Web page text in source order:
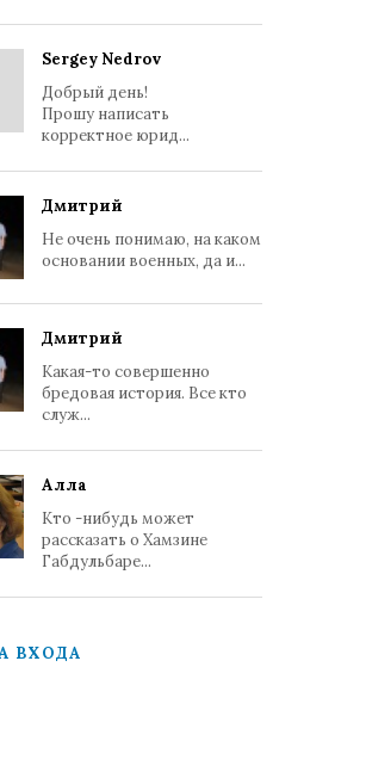
Sergey Nedrov
Добрый день!
Прошу написать
корректное юрид...
Дмитрий
Не очень понимаю, на каком
основании военных, да и...
Дмитрий
Какая-то совершенно
бредовая история. Все кто
служ...
Алла
Кто -нибудь может
рассказать о Хамзине
Габдульбаре...
ВХОДА